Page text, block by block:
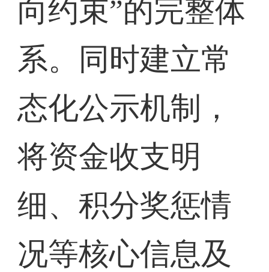
向约束”的完整体
系。同时建立常
态化公示机制，
将资金收支明
细、积分奖惩情
况等核心信息及